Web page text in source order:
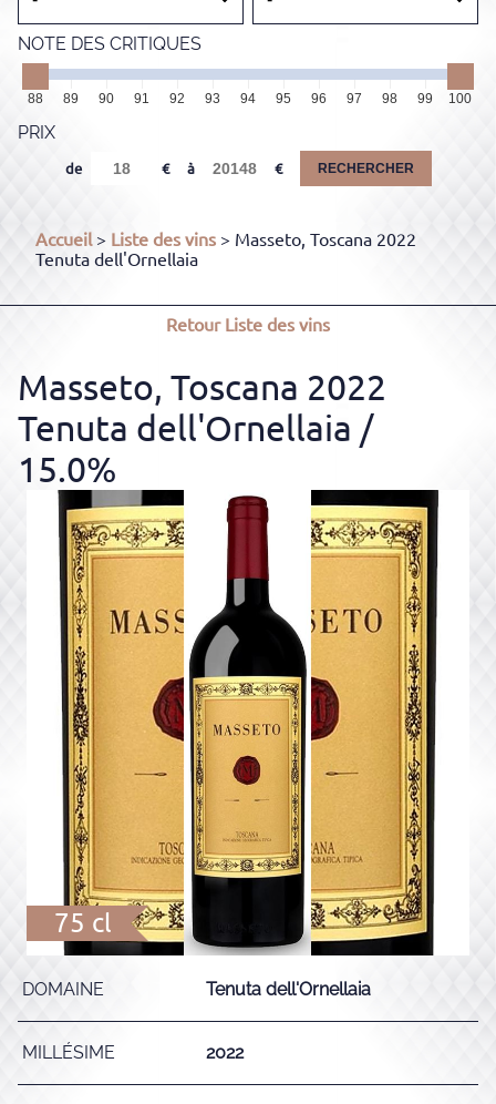
NOTE DES CRITIQUES
88 89 90 91 92 93 94 95 96 97 98 99 100
PRIX
de à RECHERCHER
Accueil> Liste des vins > Masseto, Toscana 2022
Tenuta dell'Ornellaia
RetourListe des vins
Masseto, Toscana 2022
Tenuta dell'Ornellaia /
15.0%
75 cl
DOMAINE Tenuta dell'Ornellaia
MILLÉSIME 2022